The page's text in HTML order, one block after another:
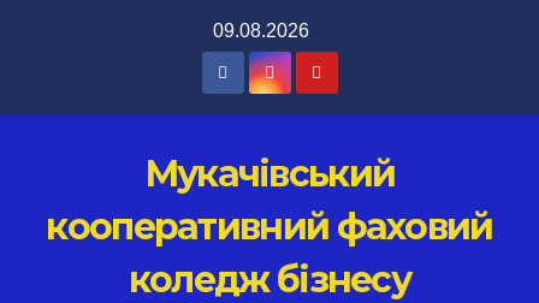
09.08.2026
Мукачівський
кооперативний фаховий
коледж бізнесу